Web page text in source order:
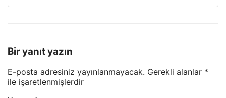
Bir yanıt yazın
E-posta adresiniz yayınlanmayacak. Gerekli alanlar *
ile işaretlenmişlerdir